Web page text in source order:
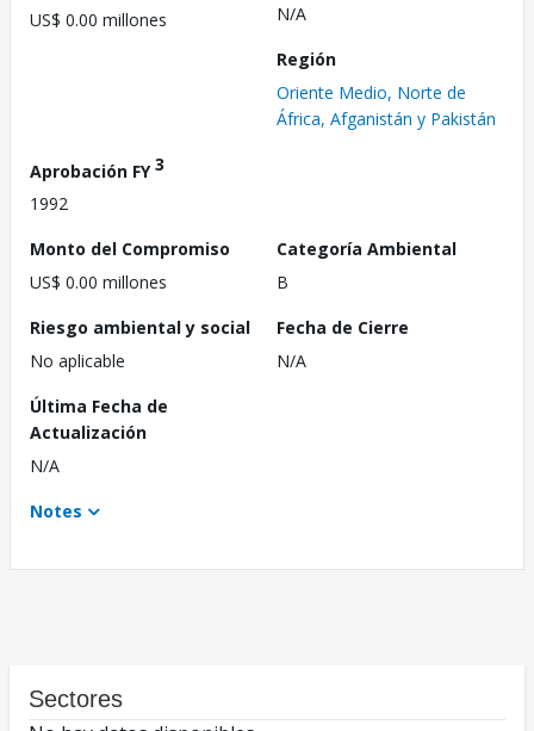
US$ 0.00 millones
N/A
Región
Oriente Medio, Norte de
África, Afganistán y Pakistán
Aprobación FY3
1992
Monto del Compromiso
US$ 0.00 millones
Categoría Ambiental
B
Riesgo ambiental y social
No aplicable
Fecha de Cierre
N/A
Última Fecha de
Actualización
N/A
Notes
Sectores